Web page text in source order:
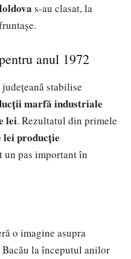
s-au clasat, la
anul 1972
stabilise
marfă industriale
lei. Rezultatul din primele
lei producție
un pas important în
o imagine asupra
la începutul anilor